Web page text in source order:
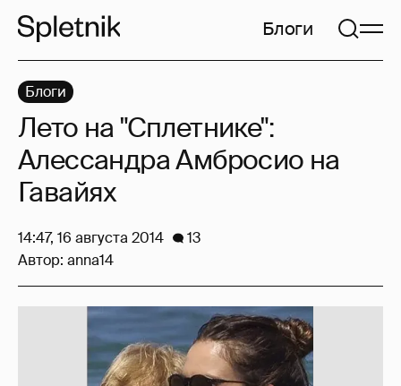
Блоги
Блоги
Лето на "Сплетнике":
Алессандра Амбросио на
Гавайях
14:47, 16 августа 2014
13
Автор: anna14